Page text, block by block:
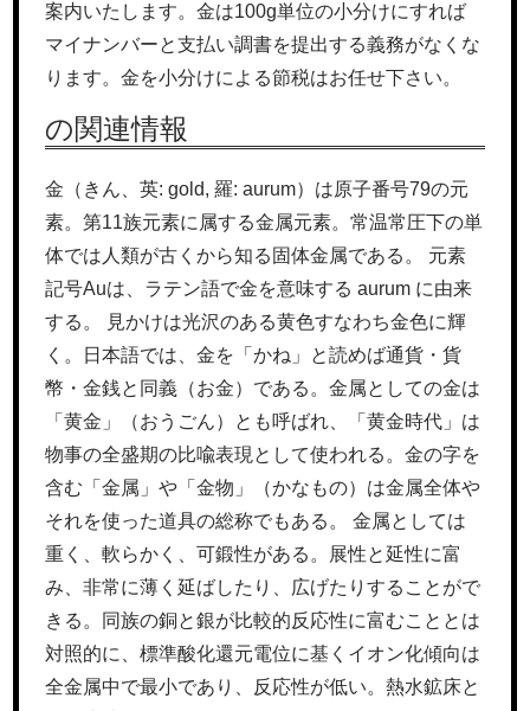
案内いたします。金は100g単位の小分けにすれば
マイナンバーと支払い調書を提出する義務がなくな
ります。金を小分けによる節税はお任せ下さい。
の関連情報
金（きん、英: gold, 羅: aurum）は原子番号79の元
素。第11族元素に属する金属元素。常温常圧下の単
体では人類が古くから知る固体金属である。 元素
記号Auは、ラテン語で金を意味する aurum に由来
する。 見かけは光沢のある黄色すなわち金色に輝
く。日本語では、金を「かね」と読めば通貨・貨
幣・金銭と同義（お金）である。金属としての金は
「黄金」（おうごん）とも呼ばれ、「黄金時代」は
物事の全盛期の比喩表現として使われる。金の字を
含む「金属」や「金物」（かなもの）は金属全体や
それを使った道具の総称でもある。 金属としては
重く、軟らかく、可鍛性がある。展性と延性に富
み、非常に薄く延ばしたり、広げたりすることがで
きる。同族の銅と銀が比較的反応性に富むこととは
対照的に、標準酸化還元電位に基くイオン化傾向は
全金属中で最小であり、反応性が低い。熱水鉱床と